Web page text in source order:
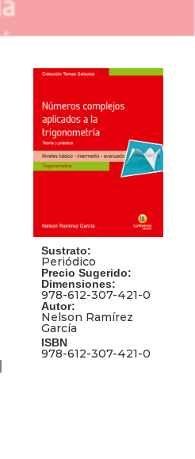
Sustrato:
Periódico
Precio Sugerido:
Dimensiones:
978-612-307-421-0
Autor:
Nelson Ramírez
García
ISBN
978-612-307-421-0